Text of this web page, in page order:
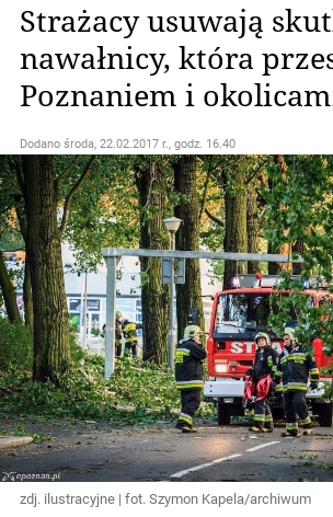
Strażacy usuwają
nawałnicy, która
Poznaniem i
Dodano środa, 22.02.2017 r., godz. 16.40
zdj. ilustracyjne | fot. Szymon Kapela/archiwum